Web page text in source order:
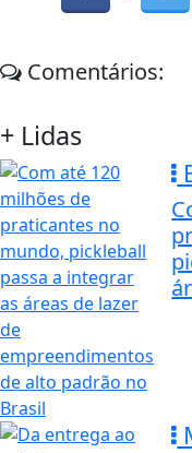
Comentários:
+ Lidas